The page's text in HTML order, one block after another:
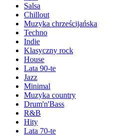
Salsa
Chillout
Muzyka chrześcijańska
Techno
Indie
Klasyczny rock
House
Lata 90-te
Jazz
Minimal
Muzyka country
Drum'n'Bass
R&B
Hity
Lata 70-te